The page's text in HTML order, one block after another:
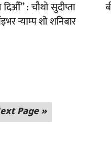
: चौथो सुदीप्ता
र्‍याम्प शो शनिबार
Page »